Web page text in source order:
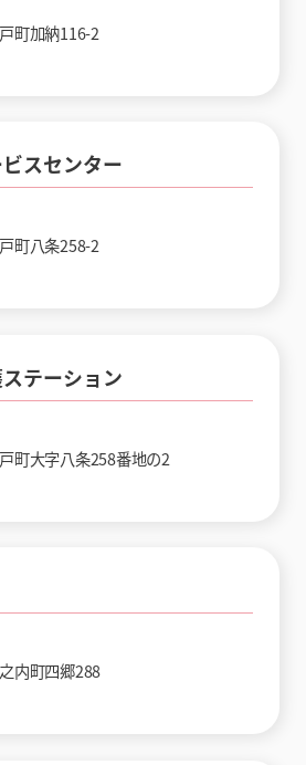
町加納116-2
スセンター
町八条258-2
テーション
町大字八条258番地の2
内町四郷288